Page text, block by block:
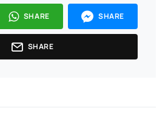
SHARE SHARE
SHARE